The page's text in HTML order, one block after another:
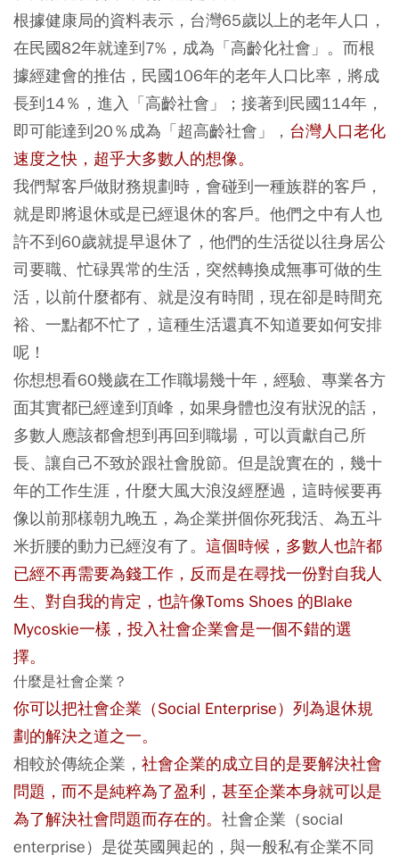
根據健康局的資料表示，台灣65歲以上的老年人口，
在民國82年就達到7%，成為「高齡化社會」。而根
據經建會的推估，民國106年的老年人口比率，將成
長到14％，進入「高齡社會」；接著到民國114年，
即可能達到20％成為「超高齡社會」， 台灣人口老化
速度之快，超乎大多數人的想像。
我們幫客戶做財務規劃時，會碰到一種族群的客戶，
就是即將退休或是已經退休的客戶。他們之中有人也
許不到60歲就提早退休了，他們的生活從以往身居公
司要職、忙碌異常的生活，突然轉換成無事可做的生
活，以前什麼都有、就是沒有時間，現在卻是時間充
裕、一點都不忙了，這種生活還真不知道要如何安排
呢！
你想想看60幾歲在工作職場幾十年，經驗、專業各方
面其實都已經達到頂峰，如果身體也沒有狀況的話，
多數人應該都會想到再回到職場，可以貢獻自己所
長、讓自己不致於跟社會脫節。但是說實在的，幾十
年的工作生涯，什麼大風大浪沒經歷過，這時候要再
像以前那樣朝九晚五，為企業拼個你死我活、為五斗
米折腰的動力已經沒有了。 這個時候，多數人也許都
已經不再需要為錢工作，反而是在尋找一份對自我人
生、對自我的肯定，也許像Toms Shoes 的Blake
Mycoskie一樣，投入社會企業會是一個不錯的選
擇。
什麼是社會企業？
你可以把社會企業（Social Enterprise）列為退休規
劃的解決之道之一。
相較於傳統企業， 社會企業的成立目的是要解決社會
問題，而不是純粹為了盈利，甚至企業本身就可以是
為了解決社會問題而存在的。 社會企業（social
enterprise）是從英國興起的，與一般私有企業不同